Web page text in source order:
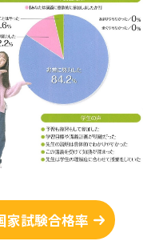
家試験合格率